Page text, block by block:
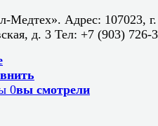
Медтех». Адрес: 107023, г.
д. 3 Тел: +7 (903) 726-
0вы смотрели